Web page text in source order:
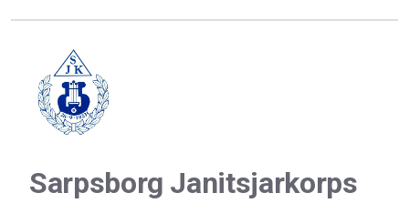
Sarpsborg Janitsjarkorps